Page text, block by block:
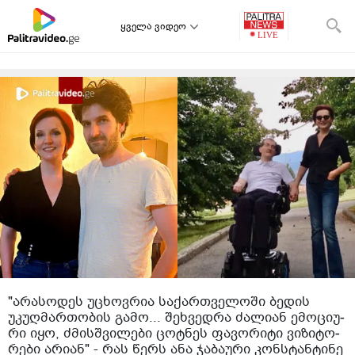
ყველა ვიდეო
"არა­სო­დეს უცხოვ­რია სა­ქარ­თვე­ლო­ში ბე­დის
უკუღ­მარ­თო­ბის გამო... შეხ­ვედ­რა ძა­ლი­ან ემო­ცი­უ­
რი იყო, ძმის­შვი­ლე­ბი ცოტ­ნეს ფა­ვო­რი­ტი ვი­ზი­ტო­
რე­ბი არი­ან" - რას წერს ანა ჯაბაური კონსტანტინე